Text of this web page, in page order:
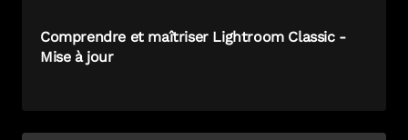
Comprendre et maîtriser Lightroom Classic -
Mise à jour